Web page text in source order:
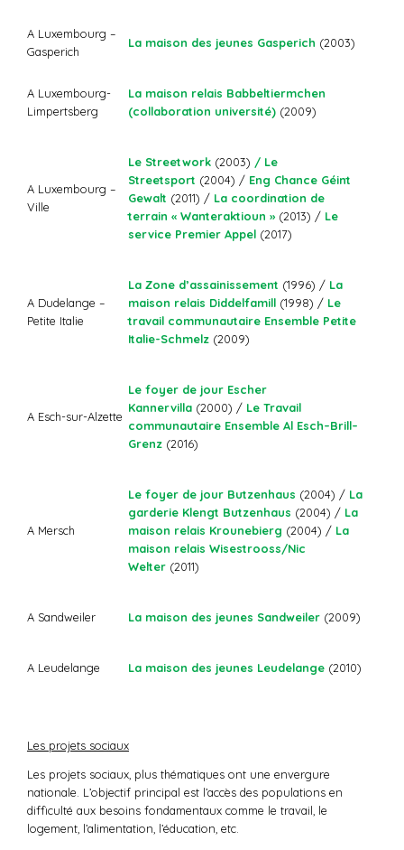
A Luxembourg –
Gasperich
La maison des jeunes Gasperich (2003)
A Luxembourg-
Limpertsberg
La maison relais Babbeltiermchen
(collaboration université) (2009)
A Luxembourg –
Ville
Le Streetwork (2003) / Le
Streetsport (2004) / Eng Chance Géint
Gewalt (2011) / La coordination de
terrain « Wanteraktioun » (2013) / Le
service Premier Appel (2017)
A Dudelange –
Petite Italie
La Zone d’assainissement (1996) / La
maison relais Diddelfamill (1998) / Le
travail communautaire Ensemble Petite
Italie-Schmelz (2009)
A Esch-sur-Alzette
Le foyer de jour Escher
Kannervilla (2000) / Le Travail
communautaire Ensemble Al Esch–Brill–
Grenz (2016)
A Mersch
Le foyer de jour Butzenhaus (2004) / La
garderie Klengt Butzenhaus (2004) / La
maison relais Krounebierg (2004) / La
maison relais Wisestrooss/Nic
Welter (2011)
A Sandweiler La maison des jeunes Sandweiler (2009)
A Leudelange La maison des jeunes Leudelange (2010)
Les projets sociaux
Les projets sociaux, plus thématiques ont une envergure
nationale. L’objectif principal est l’accès des populations en
difficulté aux besoins fondamentaux comme le travail, le
logement, l’alimentation, l’éducation, etc.